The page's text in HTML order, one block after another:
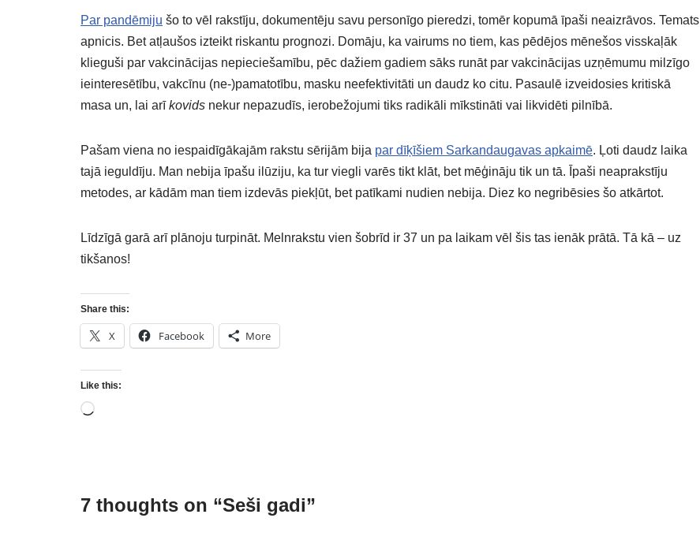
Par pandēmiju šo to vēl rakstīju, dokumentēju savu personīgo pieredzi, tomēr kopumā īpaši neaizrāvos. Temats
apnicis. Bet atļaušos izteikt riskantu prognozi. Domāju, ka vairums no tiem, kas pēdējos mēnešos visskaļāk
klieguši par vakcinācijas nepieciešamību, pēc dažiem gadiem sāks runāt par vakcinācijas uzņēmumu milzīgo
ieinteresētību, vakcīnu (ne-)pamatotību, masku neefektivitāti un daudz ko citu. Pasaulē izveidosies kritiskā
masa un, lai arīkovids nekur nepazudīs, ierobežojumi tiks radikāli mīkstināti vai likvidēti pilnībā.
Pašam viena no iespaidīgākajām rakstu sērijām bija par dīķīšiem Sarkandaugavas apkaimē. Ļoti daudz laika
tajā ieguldīju. Man nebija īpašu ilūziju, ka tur viegli varēs tikt klāt, bet mēģināju tik un tā. Īpaši neaprakstīju
metodes, ar kādām man tiem izdevās piekļūt, bet patīkami nudien nebija. Diez ko negribēsies šo atkārtot.
Līdzīgā garā arī plānoju turpināt. Melnrakstu vien šobrīd ir 37 un pa laikam vēl šis tas ienāk prātā. Tā kā – uz
tikšanos!
Share this:
X Facebook More
Like this:
7 thoughts on “Seši gadi”